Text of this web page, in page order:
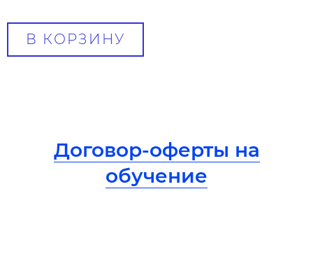
В КОРЗИНУ
Договор-оферты на
обучение